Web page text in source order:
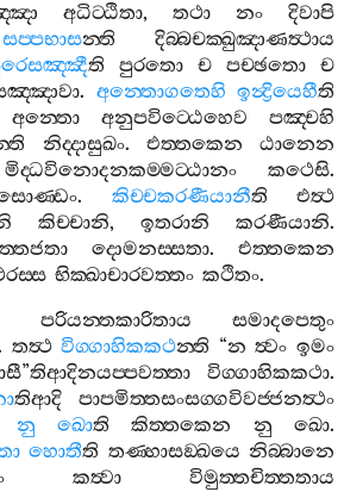
අධිට‍්ඨිතා, තථා නං
දිවාපි
සප‍්පභාසන‍්ති
දිබ‍්බචක‍්ඛුඤාණත්‍ථාය
ති පුරතො ච පච‍්ඡතො
ච
. අන‍්තොගතෙහි ඉන්‍ද්‍රියෙහීති
අන‍්තො අනුපවිට‍්ඨෙහෙව
පඤ‍්චහි
නිද‍්දාසුඛං. එත‍්තකෙන
ඨානෙන
මිද‍්ධවිනොදනකම‍්මට‍්ඨානං කථෙසි.
. කිච‍්චකරණීයානීති
එත්‍ථ
කිච‍්චානි, ඉතරානි කරණීයානි.
දොමනස‍්සතා. එත‍්තකෙන
භික‍්ඛාචාරවත‍්තං කථිතං.
පරියන‍්තකාරිතාය
සමාදපෙතුං
තත්‍ථ විග‍්ගාහිකකථන‍්ති “න ත්‍වං ඉමං
”තිආදිනයප‍්පවත‍්තා විග‍්ගාහිකකථා.
තිආදි
පාපමිත‍්තසංසග‍්ගවිවජ‍්ජනත්‍ථං
නු ඛොති කිත‍්තකෙන නු ඛො.
හොතීති තණ‍්හාසඞ‍්ඛයෙ නිබ‍්බානෙ
කත්‍වා
විමුත‍්තචිත‍්තතාය